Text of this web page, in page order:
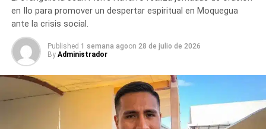
CONTRALORÍA
GOBIERNO LOCAL
GOBIERNO REGIONAL
INFOBRAS
INVERSIÓN
Fiscalía investiga supuesto uso de recursos del
Estado en vigilia a favor de Martín Vizcarra
en Ilo para promover un despertar espiritual en Moquegua
ante la crisis social.
Published 1 semana agoon 28 de julio de 2026
By Administrador